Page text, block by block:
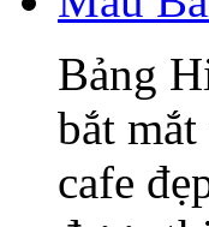
Bảng
bắt
cafe